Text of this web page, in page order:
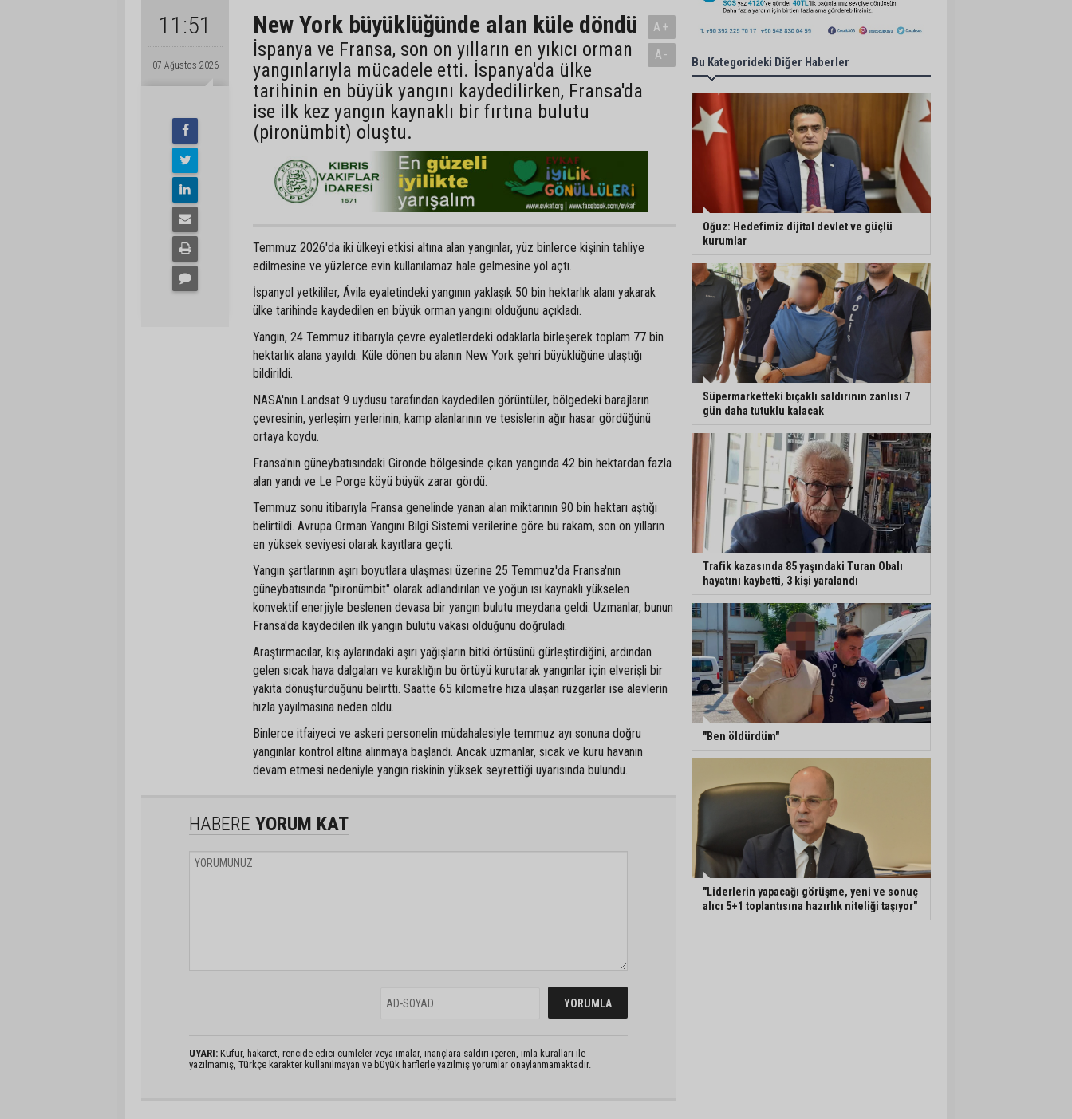
11:51
07 Ağustos 2026
New York büyüklüğünde alan küle döndü
İspanya ve Fransa, son on yılların en yıkıcı orman
yangınlarıyla mücadele etti. İspanya'da ülke
tarihinin en büyük yangını kaydedilirken, Fransa'da
ise ilk kez yangın kaynaklı bir fırtına bulutu
(pironümbit) oluştu.
A+
A-
Temmuz 2026'da iki ülkeyi etkisi altına alan yangınlar, yüz binlerce kişinin tahliye
edilmesine ve yüzlerce evin kullanılamaz hale gelmesine yol açtı.
İspanyol yetkililer, Ávila eyaletindeki yangının yaklaşık 50 bin hektarlık alanı yakarak
ülke tarihinde kaydedilen en büyük orman yangını olduğunu açıkladı.
Yangın, 24 Temmuz itibarıyla çevre eyaletlerdeki odaklarla birleşerek toplam 77 bin
hektarlık alana yayıldı. Küle dönen bu alanın New York şehri büyüklüğüne ulaştığı
bildirildi.
NASA'nın Landsat 9 uydusu tarafından kaydedilen görüntüler, bölgedeki barajların
çevresinin, yerleşim yerlerinin, kamp alanlarının ve tesislerin ağır hasar gördüğünü
ortaya koydu.
Fransa'nın güneybatısındaki Gironde bölgesinde çıkan yangında 42 bin hektardan fazla
alan yandı ve Le Porge köyü büyük zarar gördü.
Temmuz sonu itibarıyla Fransa genelinde yanan alan miktarının 90 bin hektarı aştığı
belirtildi. Avrupa Orman Yangını Bilgi Sistemi verilerine göre bu rakam, son on yılların
en yüksek seviyesi olarak kayıtlara geçti.
Yangın şartlarının aşırı boyutlara ulaşması üzerine 25 Temmuz'da Fransa'nın
güneybatısında "pironümbit" olarak adlandırılan ve yoğun ısı kaynaklı yükselen
konvektif enerjiyle beslenen devasa bir yangın bulutu meydana geldi. Uzmanlar, bunun
Fransa'da kaydedilen ilk yangın bulutu vakası olduğunu doğruladı.
Araştırmacılar, kış aylarındaki aşırı yağışların bitki örtüsünü gürleştirdiğini, ardından
gelen sıcak hava dalgaları ve kuraklığın bu örtüyü kurutarak yangınlar için elverişli bir
yakıta dönüştürdüğünü belirtti. Saatte 65 kilometre hıza ulaşan rüzgarlar ise alevlerin
hızla yayılmasına neden oldu.
Binlerce itfaiyeci ve askeri personelin müdahalesiyle temmuz ayı sonuna doğru
yangınlar kontrol altına alınmaya başlandı. Ancak uzmanlar, sıcak ve kuru havanın
devam etmesi nedeniyle yangın riskinin yüksek seyrettiği uyarısında bulundu.
HABERE YORUM KAT
UYARI: Küfür, hakaret, rencide edici cümleler veya imalar, inançlara saldırı içeren, imla kuralları ile
yazılmamış, Türkçe karakter kullanılmayan ve büyük harflerle yazılmış yorumlar onaylanmamaktadır.
Bu Kategorideki Diğer Haberler
Oğuz: Hedefimiz dijital devlet ve güçlü
kurumlar
Süpermarketteki bıçaklı saldırının zanlısı 7
gün daha tutuklu kalacak
Trafik kazasında 85 yaşındaki Turan Obalı
hayatını kaybetti, 3 kişi yaralandı
"Ben öldürdüm"
"Liderlerin yapacağı görüşme, yeni ve sonuç
alıcı 5+1 toplantısına hazırlık niteliği taşıyor"